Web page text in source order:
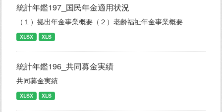
統計年鑑197_国民年金適用状況
（１）拠出年金事業概要（２）老齢福祉年金事業概要
XLSX XLS
統計年鑑196_共同募金実績
共同募金実績
XLSX XLS